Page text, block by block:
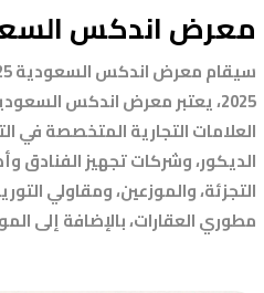
معرض اندكس
العلامات التجارية المتخصصة
الديكور، وشركات تجهيز الفنادق
التجزئة، والموزعين، ومقاولي
مطوري العقارات، بالإضافة إلى